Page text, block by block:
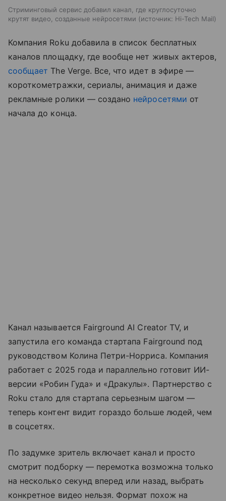
Стриминговый сервис добавил канал, где круглосуточно
крутят видео, созданные нейросетями
источник: Hi-Tech Mail
Компания Roku добавила в список бесплатных
каналов площадку, где вообще нет живых актеров,
сообщает The Verge. Все, что идет в эфире —
короткометражки, сериалы, анимация и даже
рекламные ролики — создано нейросетями от
начала до конца.
Канал называется Fairground AI Creator TV, и
запустила его команда стартапа Fairground под
руководством Колина Петри-Норриса. Компания
работает с 2025 года и параллельно готовит ИИ-
версии «Робин Гуда» и «Дракулы». Партнерство с
Roku стало для стартапа серьезным шагом —
теперь контент видит гораздо больше людей, чем
в соцсетях.
По задумке зритель включает канал и просто
смотрит подборку — перемотка возможна только
на несколько секунд вперед или назад, выбрать
конкретное видео нельзя. Формат похож на